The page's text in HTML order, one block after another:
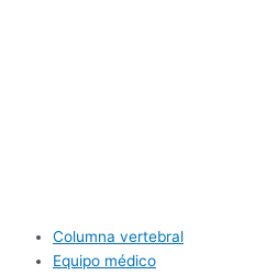
Columna vertebral
Equipo médico